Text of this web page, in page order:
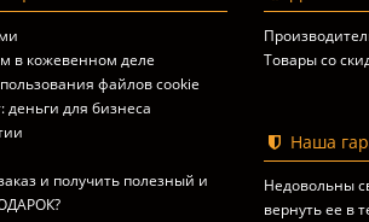
в кожевенном деле
файлов cookie
деньги для бизнеса
и получить полезный и
Товары со
Наша
Недовольны
вернуть ее в